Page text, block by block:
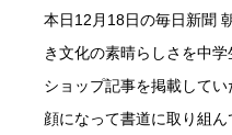
本日12月18日の毎日新聞
き文化の素晴らしさを中
ショップ記事を掲載して
顔になって書道に取り組